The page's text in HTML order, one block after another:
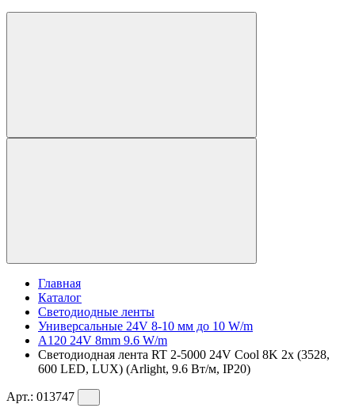
Главная
Каталог
Светодиодные ленты
Универсальные 24V 8-10 мм до 10 W/m
A120 24V 8mm 9.6 W/m
Светодиодная лента RT 2-5000 24V Cool 8K 2x (3528,
600 LED, LUX) (Arlight, 9.6 Вт/м, IP20)
Арт.: 013747